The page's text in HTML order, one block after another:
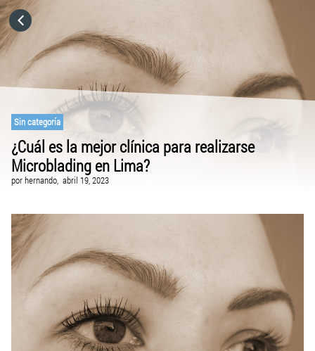
Sin categoría
¿Cuál es la mejor clínica para realizarse
Microblading en Lima?
porhernando, abril 19, 2023
CATEGORÍAS